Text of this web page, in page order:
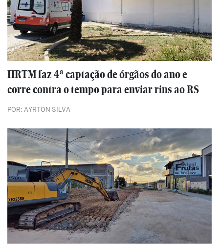
HRTM faz 4ª captação de órgãos do ano e
corre contra o tempo para enviar rins ao RS
POR: AYRTON SILVA